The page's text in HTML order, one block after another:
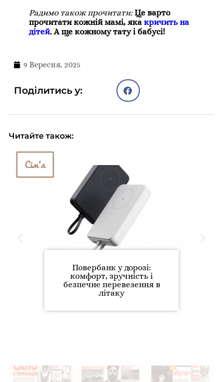
Радимо також прочитати: Це варто
прочитати кожній мамі, яка кричить на
дітей. А ще кожному тату і бабусі!
9 Вересня, 2025
Поділитись у:
Читайте також:
Сім'я
Повербанк у дорозі:
комфорт, зручність і
безпечне перевезення в
літаку